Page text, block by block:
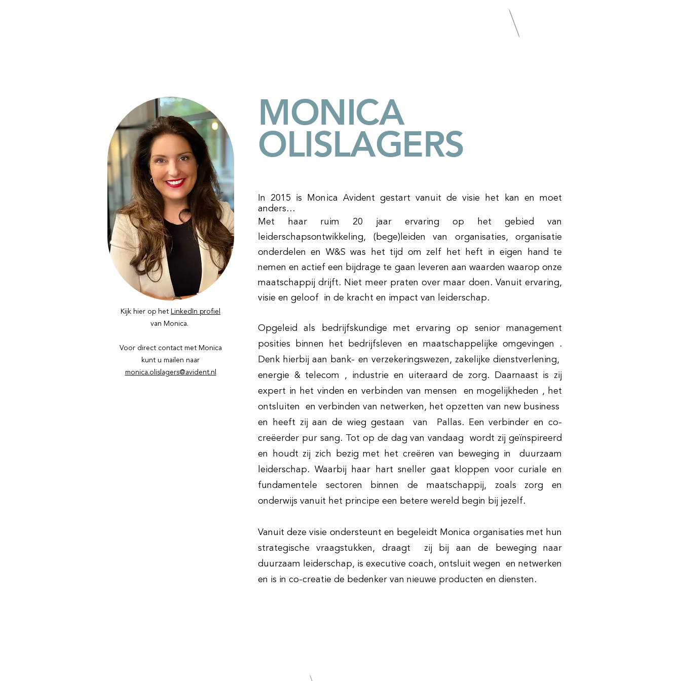
Kijk hier op het LinkedIn profiel
van Monica.
Voor direct contact met Monica
kunt u mailen naar
monica.olislagers@avident.nl
MONICA
OLISLAGERS
In 2015 is Monica Avident gestart vanuit de visie het kan en moet
anders…
Met haar ruim 20 jaar ervaring op het gebied van
leiderschapsontwikkeling, ( bege)leiden van organisaties, organisatie
onderdelen en W&S was het tijd om zelf het heft in eigen hand te
nemen en actief een bijdrage te gaan leveren aan waarden waarop onze
maatschappij drijft. Niet meer praten over maar doen. Vanuit ervaring,
visie en geloof in de kracht en impact van leiderschap.
Opgeleid als bedrijfskundige met ervaring op senior management
posities binnen het bedrijfsleven en maatschappelijke omgevingen .
Denk hierbij aan bank- en verzekeringswezen, zakelijke dienstverlening,
energie & telecom , industrie en uiteraard de zorg. Daarnaast is zij
expert in het vinden en verbinden van mensen en mogelijkheden , het
ontsluiten en verbinden van netwerken, het opzetten van new business
en heeft zij aan de wieg gestaan van Pallas. Een verbinder en co-
creëerder pur sang. Tot op de dag van vandaag wordt zij geïnspireerd
en houdt zij zich bezig met het creëren van beweging in duurzaam
leiderschap. Waarbij haar hart sneller gaat kloppen voor curiale en
fundamentele sectoren binnen de maatschappij, zoals zorg en
onderwijs vanuit het principe een betere wereld begin bij jezelf.
Vanuit deze visie ondersteunt en begeleidt Monica organisaties met hun
strategische vraagstukken, draagt zij bij aan de beweging naar
duurzaam leiderschap, is executive coach, ontsluit wegen en netwerken
en is in co-creatie de bedenker van nieuwe producten en diensten.